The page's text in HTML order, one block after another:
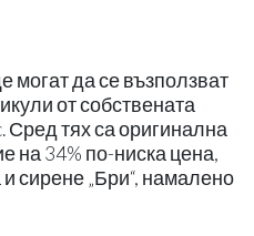
могат да се възползват
от собствената
Сред тях са оригинална
на 34% по-ниска цена,
сирене „Бри“, намалено